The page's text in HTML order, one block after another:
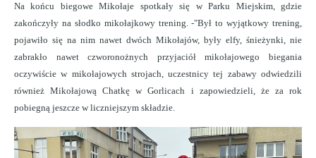
Na końcu biegowe Mikołaje spotkały się w Parku Miejskim, gdzie
zakończyły na słodko mikołajkowy trening. -"Był to wyjątkowy trening,
pojawiło się na nim nawet dwóch Mikołajów, były elfy, śnieżynki, nie
zabrakło nawet czworonożnych przyjaciół mikołajowego biegania
oczywiście w mikołajowych strojach, uczestnicy tej zabawy odwiedzili
również Mikołajową Chatkę w Gorlicach i zapowiedzieli, że za rok
pobiegną jeszcze w liczniejszym składzie.